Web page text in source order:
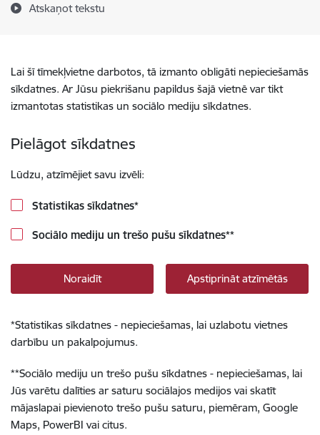
Atskaņot tekstu
Lai šī tīmekļvietne darbotos, tā izmanto obligāti nepieciešamās
sīkdatnes. Ar Jūsu piekrišanu papildus šajā vietnē var tikt
izmantotas statistikas un sociālo mediju sīkdatnes.
Pielāgot sīkdatnes
Lūdzu, atzīmējiet savu izvēli:
Statistikas sīkdatnes*
Sociālo mediju un trešo pušu sīkdatnes**
Noraidīt Apstiprināt atzīmētās
*Statistikas sīkdatnes - nepieciešamas, lai uzlabotu vietnes
darbību un pakalpojumus.
**Sociālo mediju un trešo pušu sīkdatnes - nepieciešamas, lai
Jūs varētu dalīties ar saturu sociālajos medijos vai skatīt
mājaslapai pievienoto trešo pušu saturu, piemēram, Google
Maps, PowerBI vai citus.